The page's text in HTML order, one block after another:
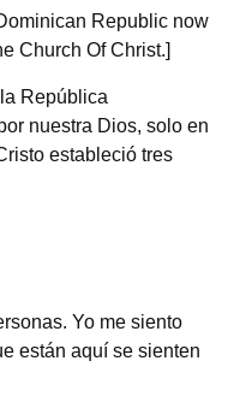
Republic now
Church Of Christ.]
República
nuestra Dios, solo en
estableció tres
Yo me siento
están aquí se sienten